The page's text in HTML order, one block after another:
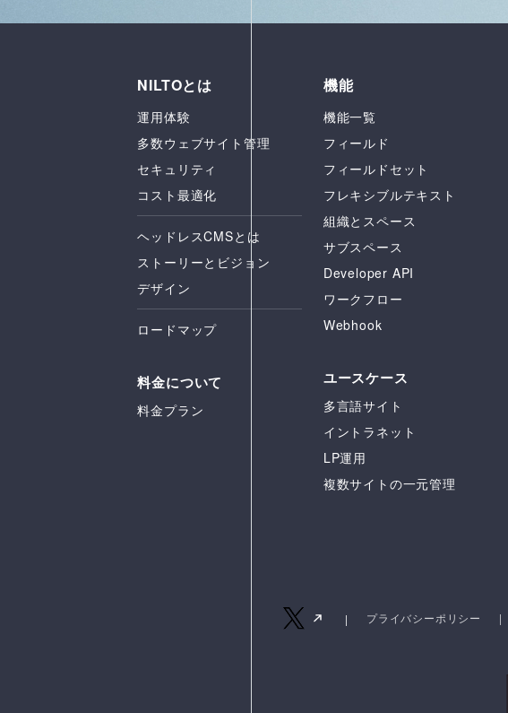
NILTOとは
運用体験
多数ウェブサイト管理
セキュリティ
コスト最適化
ヘッドレスCMSとは
ストーリーとビジョン
デザイン
ロードマップ
料金について
料金プラン
機能
機能一覧
フィールド
フィールドセット
フレキシブルテキスト
組織とスペース
サブスペース
Developer API
ワークフロー
Webhook
ユースケース
多言語サイト
イントラネット
LP運用
複数サイトの一元管理
プライバシーポリシー